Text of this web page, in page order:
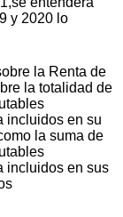
y 2020 lo
la Renta de
la totalidad de
incluidos en su
la suma de
incluidos en sus